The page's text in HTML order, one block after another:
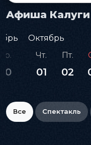
Афиша Калуги
Октябрь
Чт.
01
Пт.
02
Все Спектакль